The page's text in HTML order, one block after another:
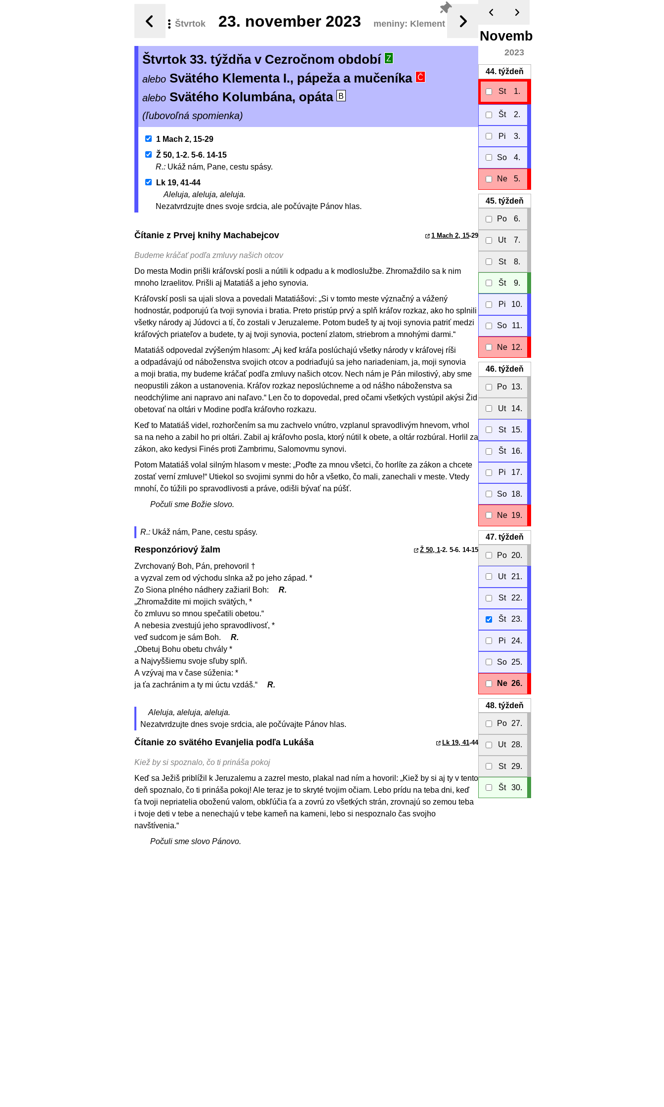
Štvrtok 23. november 2023 meniny: Klement
Štvrtok 33. týždňa v Cezročnom období Z
alebo Svätého Klementa I., pápeža a mučeníka Č
alebo Svätého Kolumbána, opáta B
(ľubovoľná spomienka)
1 Mach 2, 15-29
Ž 50, 1-2. 5-6. 14-15
R.: Ukáž nám, Pane, cestu spásy.
Lk 19, 41-44
Aleluja, aleluja, aleluja.
Nezatvrdzujte dnes svoje srdcia, ale počúvajte Pánov hlas.
Čítanie z Prvej knihy Machabejcov 1 Mach 2, 15-29
Budeme kráčať podľa zmluvy našich otcov
Do mesta Modin prišli kráľovskí posli a nútili k odpadu a k modloslužbe. Zhromaždilo sa k nim
mnoho Izraelitov. Prišli aj Matatiáš a jeho synovia.
Kráľovskí posli sa ujali slova a povedali Matatiášovi: „Si v tomto meste význačný a vážený
hodnostár, podporujú ťa tvoji synovia i bratia. Preto pristúp prvý a splň kráľov rozkaz, ako ho splnili
všetky národy aj Júdovci a tí, čo zostali v Jeruzaleme. Potom budeš ty aj tvoji synovia patriť medzi
kráľových priateľov a budete, ty aj tvoji synovia, poctení zlatom, striebrom a mnohými darmi.“
Matatiáš odpovedal zvýšeným hlasom: „Aj keď kráľa poslúchajú všetky národy v kráľovej ríši
a odpadávajú od náboženstva svojich otcov a podriaďujú sa jeho nariadeniam, ja, moji synovia
a moji bratia, my budeme kráčať podľa zmluvy našich otcov. Nech nám je Pán milostivý, aby sme
neopustili zákon a ustanovenia. Kráľov rozkaz neposlúchneme a od nášho náboženstva sa
neodchýlime ani napravo ani naľavo.“ Len čo to dopovedal, pred očami všetkých vystúpil akýsi Žid
obetovať na oltári v Modine podľa kráľovho rozkazu.
Keď to Matatiáš videl, rozhorčením sa mu zachvelo vnútro, vzplanul spravodlivým hnevom, vrhol
sa na neho a zabil ho pri oltári. Zabil aj kráľovho posla, ktorý nútil k obete, a oltár rozbúral. Horlil za
zákon, ako kedysi Finés proti Zambrimu, Salomovmu synovi.
Potom Matatiáš volal silným hlasom v meste: „Poďte za mnou všetci, čo horlíte za zákon a chcete
zostať verní zmluve!“ Utiekol so svojimi synmi do hôr a všetko, čo mali, zanechali v meste. Vtedy
mnohí, čo túžili po spravodlivosti a práve, odišli bývať na púšť.
Počuli sme Božie slovo.
R.: Ukáž nám, Pane, cestu spásy.
Responzóriový žalm Ž 50, 1-2. 5-6. 14-15
Zvrchovaný Boh, Pán, prehovoril †
a vyzval zem od východu slnka až po jeho západ. *
Zo Siona plného nádhery zažiaril Boh:
R.
„Zhromaždite mi mojich svätých, *
čo zmluvu so mnou spečatili obetou.“
A nebesia zvestujú jeho spravodlivosť, *
veď sudcom je sám Boh.
R.
„Obetuj Bohu obetu chvály *
a Najvyššiemu svoje sľuby splň.
A vzývaj ma v čase súženia: *
ja ťa zachránim a ty mi úctu vzdáš.“
R.
Aleluja, aleluja, aleluja.
Nezatvrdzujte dnes svoje srdcia, ale počúvajte Pánov hlas.
Čítanie zo svätého Evanjelia podľa Lukáša Lk 19, 41-44
Kiež by si spoznalo, čo ti prináša pokoj
Keď sa Ježiš priblížil k Jeruzalemu a zazrel mesto, plakal nad ním a hovoril: „Kiež by si aj ty v tento
deň spoznalo, čo ti prináša pokoj! Ale teraz je to skryté tvojim očiam. Lebo prídu na teba dni, keď
ťa tvoji nepriatelia oboženú valom, obkľúčia ťa a zovrú zo všetkých strán, zrovnajú so zemou teba
i tvoje deti v tebe a nenechajú v tebe kameň na kameni, lebo si nespoznalo čas svojho
navštívenia.“
Počuli sme slovo Pánovo.
November
2023
44. týždeň
St 1.
Št 2.
Pi 3.
So 4.
Ne 5.
45. týždeň
Po 6.
Ut 7.
St 8.
Št 9.
Pi 10.
So 11.
Ne 12.
46. týždeň
Po 13.
Ut 14.
St 15.
Št 16.
Pi 17.
So 18.
Ne 19.
47. týždeň
Po 20.
Ut 21.
St 22.
Št 23.
Pi 24.
So 25.
Ne 26.
48. týždeň
Po 27.
Ut 28.
St 29.
Št 30.